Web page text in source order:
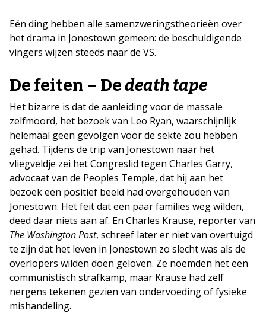
Eén ding hebben alle samenzweringstheorieën over
het drama in Jonestown gemeen: de beschuldigende
vingers wijzen steeds naar de VS.
De feiten – Dedeath tape
Het bizarre is dat de aanleiding voor de massale
zelfmoord, het bezoek van Leo Ryan, waarschijnlijk
helemaal geen gevolgen voor de sekte zou hebben
gehad. Tijdens de trip van Jonestown naar het
vliegveldje zei het Congreslid tegen Charles Garry,
advocaat van de Peoples Temple, dat hij aan het
bezoek een positief beeld had overgehouden van
Jonestown. Het feit dat een paar families weg wilden,
deed daar niets aan af. En Charles Krause, reporter van
The Washington Post, schreef later er niet van overtuigd
te zijn dat het leven in Jonestown zo slecht was als de
overlopers wilden doen geloven. Ze noemden het een
communistisch strafkamp, maar Krause had zelf
nergens tekenen gezien van ondervoeding of fysieke
mishandeling.